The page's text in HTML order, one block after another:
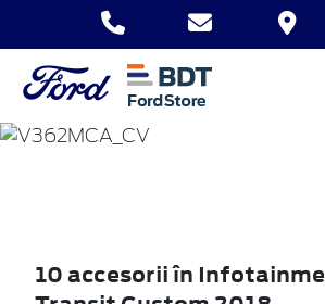
TRANSIT
CUSTOM
10 accesorii în